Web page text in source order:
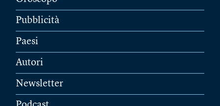
Pubblicità
Paesi
Autori
Newsletter